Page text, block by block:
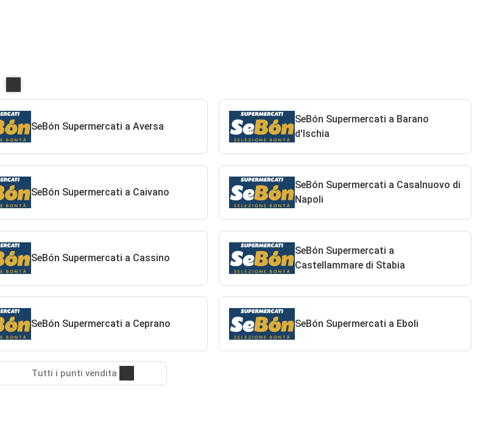
SeBón Supermercati a Aversa
SeBón Supermercati a Barano
d'Ischia
SeBón Supermercati a Caivano
SeBón Supermercati a Casalnuovo di
Napoli
SeBón Supermercati a Cassino
SeBón Supermercati a
Castellammare di Stabia
SeBón Supermercati a Ceprano SeBón Supermercati a Eboli
Tutti i punti vendita